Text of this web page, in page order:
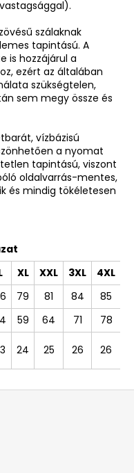
szálaknak
tapintású. A
is hozzájárul a
ezért az általában
szükségtelen,
sem megy össze és
vízbázisú
a nyomat
tapintású, viszont
oldalvarrás-mentes,
és mindig tökéletesen
XL XXL 3XL
4XL
79 81 84
85
59 64 71
78
24 25 26 26